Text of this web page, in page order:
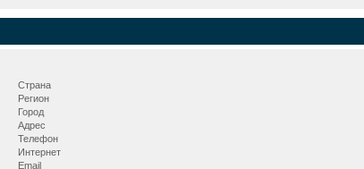
Страна
Регион
Город
Адрес
Телефон
Интернет
Email